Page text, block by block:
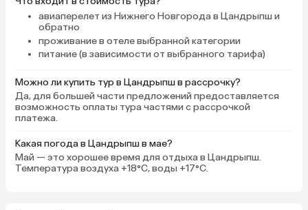
авиаперелет из Нижнего Новгорода в Цандрыпш и
обратно
проживание в отеле выбранной категории
питание (в зависимости от выбранного тарифа)
Можно ли купить тур в Цандрыпш в рассрочку?
Да, для большей части предложений предоставляется
возможность оплаты тура частями с рассрочкой
платежа.
Какая погода в Цандрыпш в мае?
Май — это хорошее время для отдыха в Цандрыпш.
Температура воздуха +18°C, воды +17°C.